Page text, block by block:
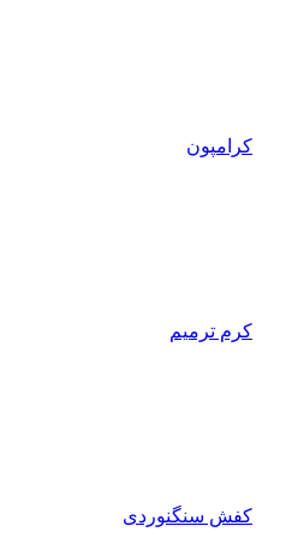
کرامپون
کرم ترمیم
کفش سنگنوردی